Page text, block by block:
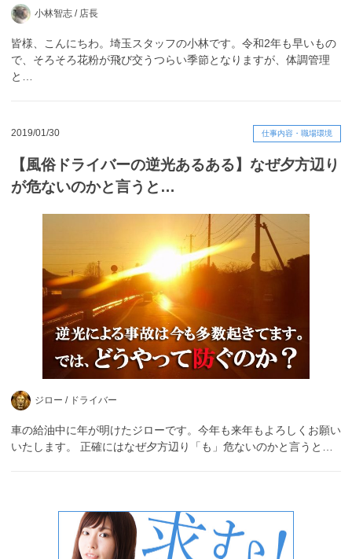
小林智志 / 店長
皆様、こんにちわ。埼玉スタッフの小林です。令和2年も早いもの
で、そろそろ花粉が飛び交うつらい季節となりますが、体調管理
と…
2019/01/30 仕事内容・職場環境
【風俗ドライバーの逆光あるある】なぜ夕方辺り
が危ないのかと言うと…
ジロー / ドライバー
車の給油中に年が明けたジローです。今年も来年もよろしくお願い
いたします。 正確にはなぜ夕方辺り「も」危ないのかと言うと…